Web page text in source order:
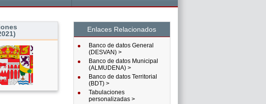
Información lateral
Enlaces Relacionados
Banco de datos General
(DESVAN) >
Banco de datos Municipal
(ALMUDENA) >
Banco de datos Territorial
(BDT) >
Tabulaciones
personalizadas >